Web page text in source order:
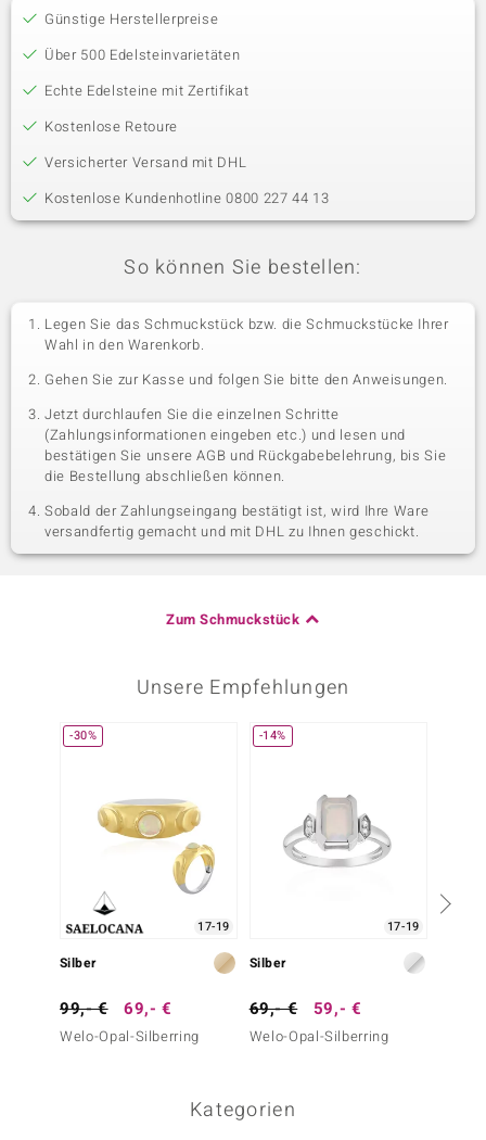
Günstige Herstellerpreise
Über 500 Edelsteinvarietäten
Echte Edelsteine mit Zertifikat
Kostenlose Retoure
Versicherter Versand mit DHL
Kostenlose Kundenhotline 0800 227 44 13
So können Sie bestellen:
Legen Sie das Schmuckstück bzw. die Schmuckstücke Ihrer
Wahl in den Warenkorb.
Gehen Sie zur Kasse und folgen Sie bitte den Anweisungen.
Jetzt durchlaufen Sie die einzelnen Schritte
(Zahlungsinformationen eingeben etc.) und lesen und
bestätigen Sie unsere AGB und Rückgabebelehrung, bis Sie
die Bestellung abschließen können.
Sobald der Zahlungseingang bestätigt ist, wird Ihre Ware
versandfertig gemacht und mit DHL zu Ihnen geschickt.
Zum Schmuckstück
Unsere Empfehlungen
-30%
17-19
Silber
99,- € 69,- €
Welo-Opal-Silberring
-14%
17-19
Silber
69,- € 59,- €
Welo-Opal-Silberring
Kategorien